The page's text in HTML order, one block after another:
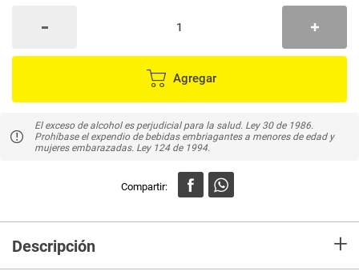
Agregar
El exceso de alcohol es perjudicial para la salud. Ley 30 de 1986.
Prohíbase el expendio de bebidas embriagantes a menores de edad y
mujeres embarazadas. Ley 124 de 1994.
Descripción +